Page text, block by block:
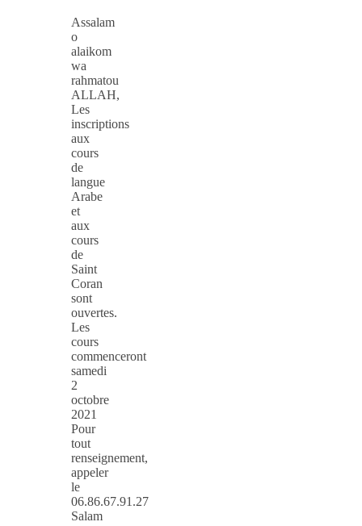
Assalam
o
alaikom
wa
rahmatou
ALLAH,
Les
inscriptions
aux
cours
de
langue
Arabe
et
aux
cours
de
Saint
Coran
sont
ouvertes.
Les
cours
commenceront
samedi
2
octobre
2021
Pour
tout
renseignement,
appeler
le
06.86.67.91.27
Salam